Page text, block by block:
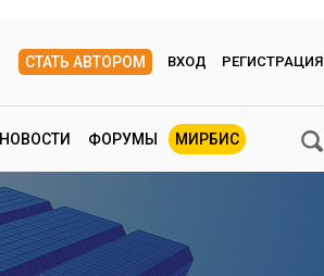
СТАТЬ АВТОРОМ ВХОД РЕГИСТРАЦИЯ
НОВОСТИ ФОРУМЫ МИРБИС